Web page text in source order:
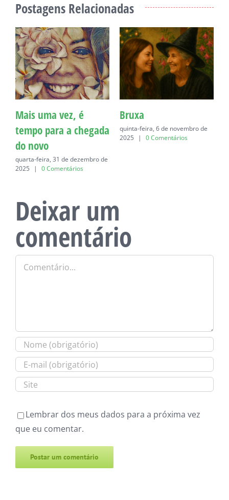
Postagens Relacionadas
Mais uma vez, é
tempo para a chegada
do novo
quarta-feira, 31 de dezembro de
2025
| 0 Comentários
Bruxa
quinta-feira, 6 de novembro de
2025
| 0 Comentários
Deixar um
comentário
Comentário
Lembrar dos meus dados para a próxima vez
que eu comentar.